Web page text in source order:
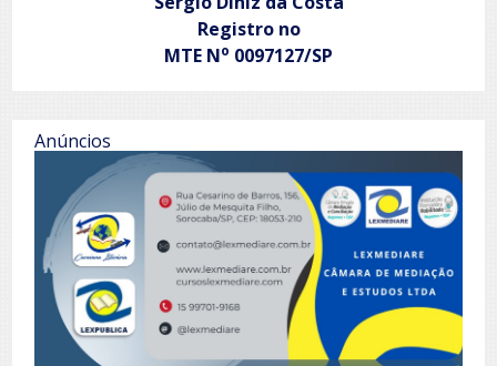
Registro no
MTE No 0097127/SP
Anúncios